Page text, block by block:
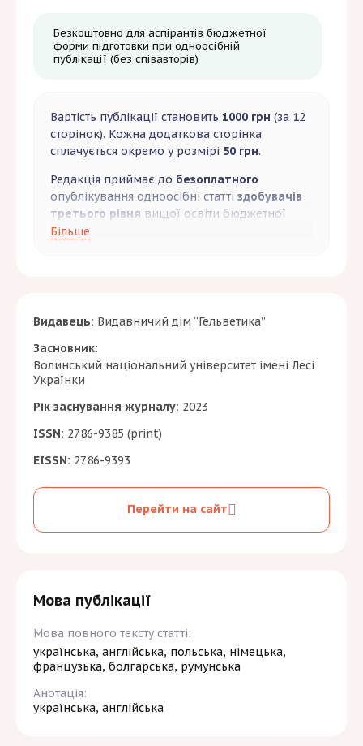
Видавець: Видавничий дім “Гельветика”
Засновник:
Волинський національний університет імені Лесі
Українки
Рік заснування журналу: 2023
ISSN: 2786-9385 (print)
EISSN: 2786-9393
Перейти на сайт
Мова публікації
Мова повного тексту статті:
українська, англійська, польська, німецька,
французька, болгарська, румунська
Анотація:
українська, англійська
Безкоштовно для аспірантів бюджетної
форми підготовки при одноосібній
публікації (без співавторів)
Вартість публікації становить 1000 грн (за 12
сторінок). Кожна додаткова сторінка
сплачується окремо у розмірі 50 грн.
Редакція приймає до безоплатного
опублікування одноосібні статті здобувачів
третього рівня вищої освіти бюджетної
форми навчання за умови відповідності
Більше